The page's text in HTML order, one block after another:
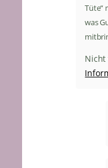
Tüte“
was
Nicht